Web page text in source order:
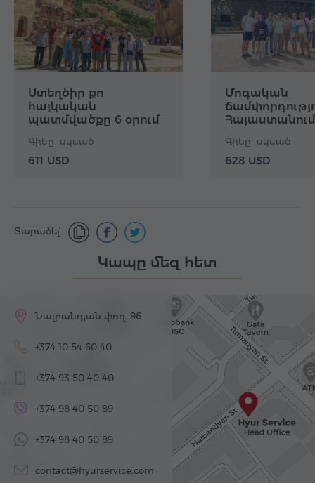
Ստեղծիր քո
հայկական
պատմվածքը 6 օրում
Գինը` սկսած
611 USD
Մոգական
Գինը` սկսած
628 USD
Տարածել՝
Կապը մեզ հետ
Նալբանդյան փող. 96
+374 10 54 60 40
+374 93 50 40 40
+374 98 40 50 89
+374 98 40 50 89
contact@hyurservice.com